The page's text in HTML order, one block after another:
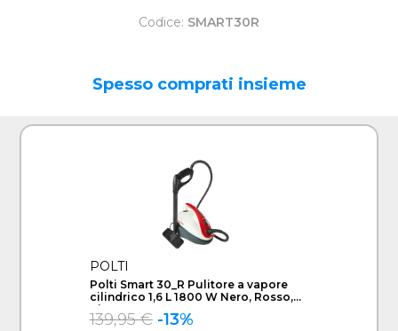
Codice: SMART30R
Spesso comprati insieme
POLTI
Polti Smart 30_R Pulitore a vapore
cilindrico 1,6 L 1800 W Nero, Rosso,
Bianco
139,95 € -13%